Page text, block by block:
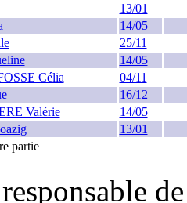
13/01
14/05
25/11
14/05
Célia
04/11
16/12
Valérie
14/05
13/01
partie